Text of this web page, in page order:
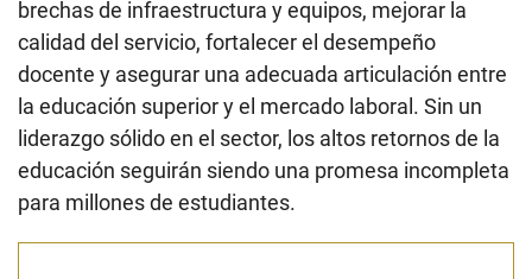
brechas de infraestructura y equipos, mejorar la
calidad del servicio, fortalecer el desempeño
docente y asegurar una adecuada articulación entre
la educación superior y el mercado laboral. Sin un
liderazgo sólido en el sector, los altos retornos de la
educación seguirán siendo una promesa incompleta
para millones de estudiantes.